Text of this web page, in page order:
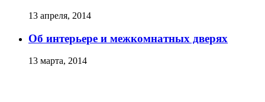
13 апреля, 2014
Об интерьере и межкомнатных дверях
13 марта, 2014